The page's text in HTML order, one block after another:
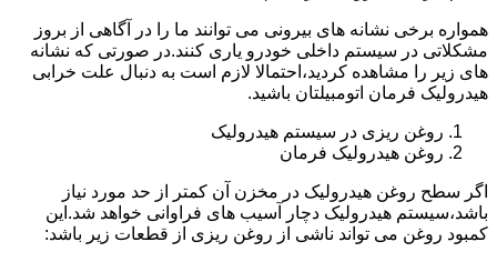
همواره برخی نشانه های بیرونی می توانند ما را در آگاهی از بروز
مشکلاتی در سیستم داخلی خودرو یاری کنند.در صورتی که نشانه
های زیر را مشاهده کردید،احتمالا لازم است به دنبال علت خرابی
هیدرولیک فرمان اتومبیلتان باشید.
روغن ریزی در سیستم هیدرولیک
روغن هیدرولیک فرمان
اگر سطح روغن هیدرولیک در مخزن آن کمتر از حد مورد نیاز
باشد،سیستم هیدرولیک دچار آسیب های فراوانی خواهد شد.این
کمبود روغن می تواند ناشی از روغن ریزی از قطعات زیر باشد: